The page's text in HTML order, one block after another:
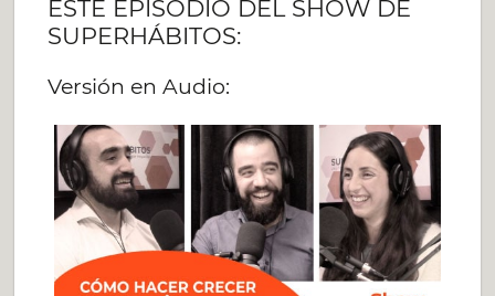
ESTE EPISODIO DEL SHOW DE
SUPERHÁBITOS:
Versión en Audio: